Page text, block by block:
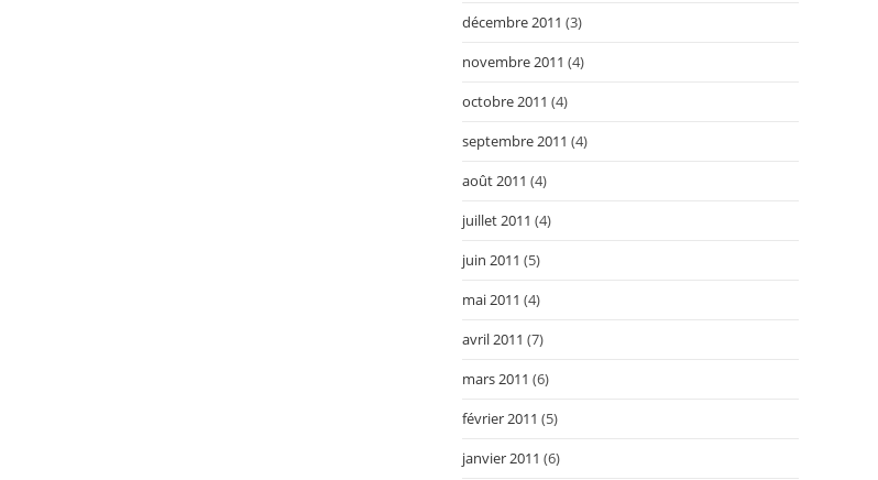
décembre 2011 (3)
novembre 2011 (4)
octobre 2011 (4)
septembre 2011 (4)
août 2011 (4)
juillet 2011 (4)
juin 2011 (5)
mai 2011 (4)
avril 2011 (7)
mars 2011 (6)
février 2011 (5)
janvier 2011 (6)